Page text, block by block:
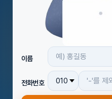
이름
전화번호